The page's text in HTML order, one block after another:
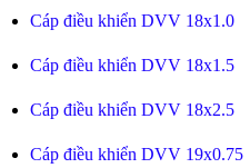
Cáp điều khiển DVV 18x1.0
Cáp điều khiển DVV 18x1.5
Cáp điều khiển DVV 18x2.5
Cáp điều khiển DVV 19x0.75